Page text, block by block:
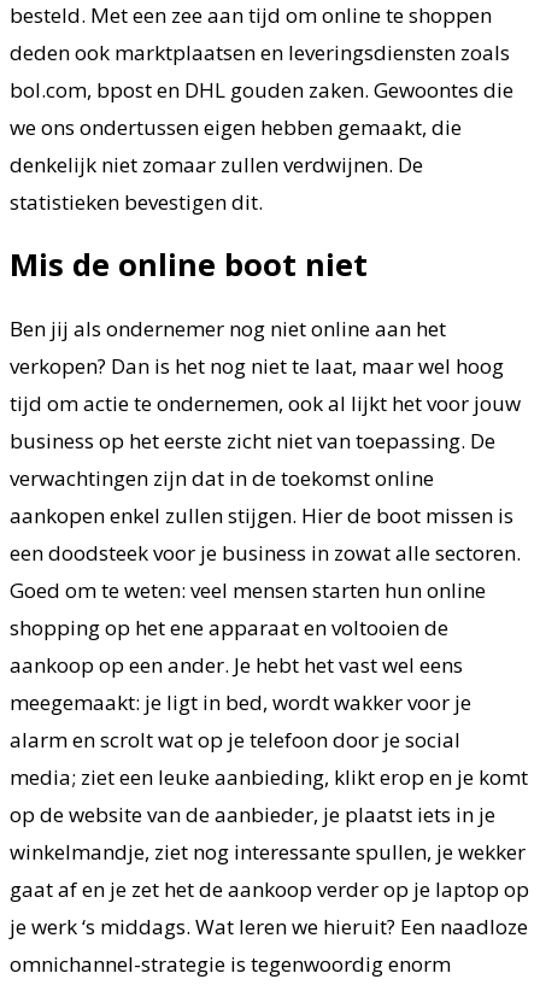
besteld. Met een zee aan tijd om online te shoppen
deden ook marktplaatsen en leveringsdiensten zoals
bol.com, bpost en DHL gouden zaken. Gewoontes die
we ons ondertussen eigen hebben gemaakt, die
denkelijk niet zomaar zullen verdwijnen. De
statistieken bevestigen dit.
Mis de online boot niet
Ben jij als ondernemer nog niet online aan het
verkopen? Dan is het nog niet te laat, maar wel hoog
tijd om actie te ondernemen, ook al lijkt het voor jouw
business op het eerste zicht niet van toepassing. De
verwachtingen zijn dat in de toekomst online
aankopen enkel zullen stijgen. Hier de boot missen is
een doodsteek voor je business in zowat alle sectoren.
Goed om te weten: veel mensen starten hun online
shopping op het ene apparaat en voltooien de
aankoop op een ander. Je hebt het vast wel eens
meegemaakt: je ligt in bed, wordt wakker voor je
alarm en scrolt wat op je telefoon door je social
media; ziet een leuke aanbieding, klikt erop en je komt
op de website van de aanbieder, je plaatst iets in je
winkelmandje, ziet nog interessante spullen, je wekker
gaat af en je zet het de aankoop verder op je laptop op
je werk ‘s middags. Wat leren we hieruit? Een naadloze
omnichannel-strategie is tegenwoordig enorm